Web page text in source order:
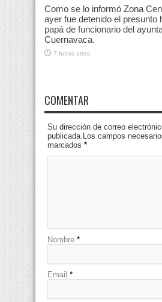
Como se lo informó Zona
ayer fue detenido el presunto
papá de funcionario del
Cuernavaca.
7 horas atras
COMENTAR
Su dirección de correo
publicada.Los campos
marcados *
Nombre *
Email *